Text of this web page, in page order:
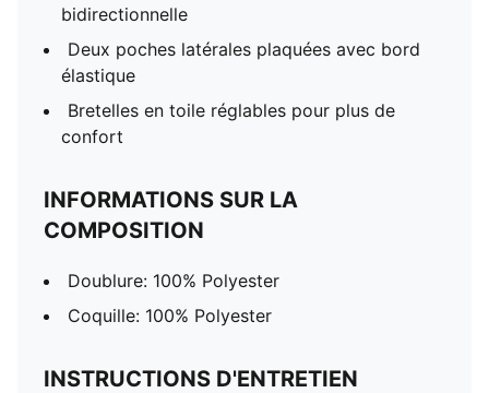
bidirectionnelle
Deux poches latérales plaquées avec bord
élastique
Bretelles en toile réglables pour plus de
confort
INFORMATIONS SUR LA
COMPOSITION
Doublure: 100% Polyester
Coquille: 100% Polyester
INSTRUCTIONS D'ENTRETIEN